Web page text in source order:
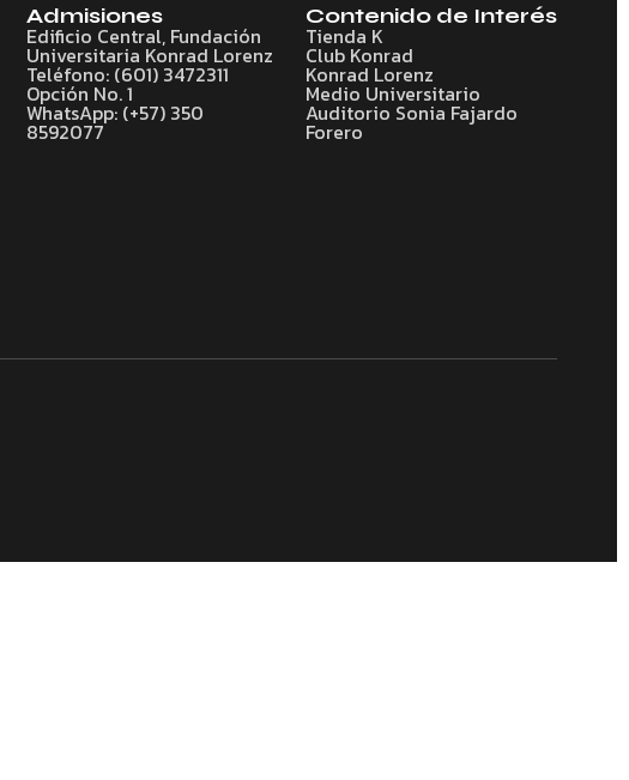
Admisiones
Edificio Central, Fundación
Universitaria Konrad Lorenz
Teléfono: (601) 3472311
Opción No. 1
WhatsApp: (+57) 350
8592077
Contenido de Interés
Tienda K
Club Konrad
Konrad Lorenz
Medio Universitario
Auditorio Sonia Fajardo
Forero